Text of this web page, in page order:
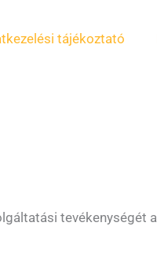
tájékoztató
tevékenységét